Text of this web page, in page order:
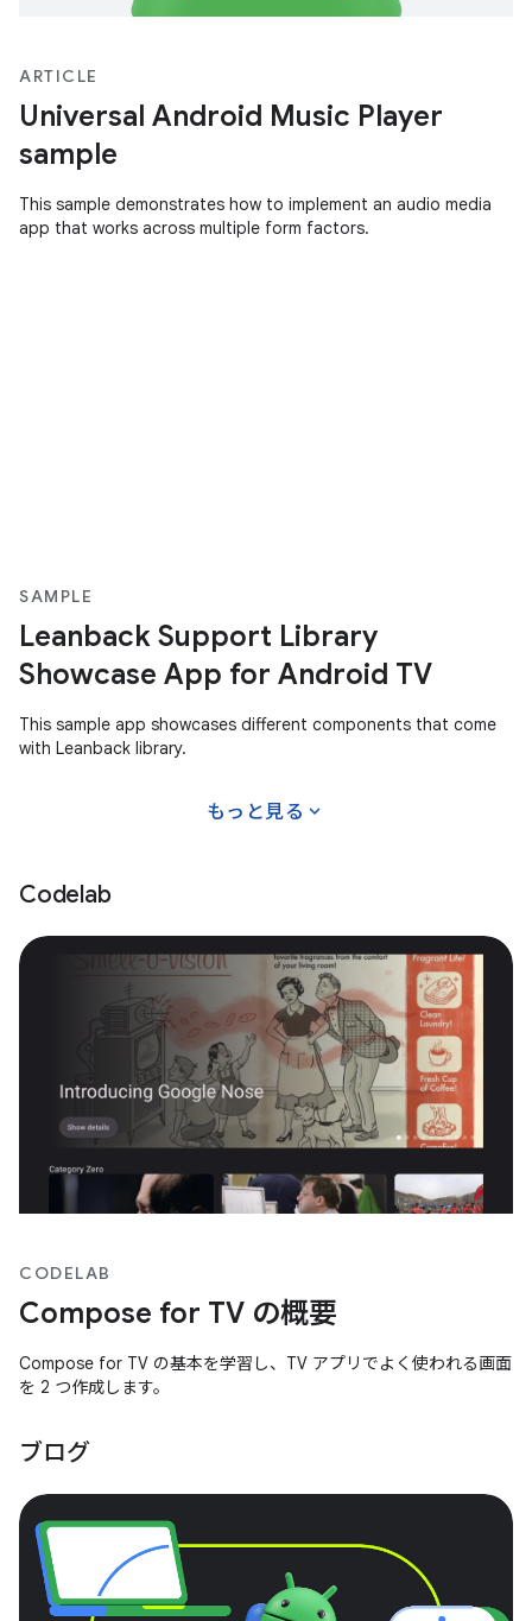
ARTICLE
Universal Android Music Player
sample
This sample demonstrates how to implement an audio media
app that works across multiple form factors.
SAMPLE
Leanback Support Library
Showcase App for Android TV
This sample app showcases different components that come
with Leanback library.
もっと見る expand_more
Codelab
CODELAB
Compose for TV の概要
Compose for TV の基本を学習し、TV アプリでよく使われる画面
を 2 つ作成します。
ブログ